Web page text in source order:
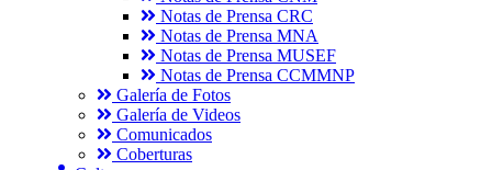
Notas de Prensa CRC
Notas de Prensa MNA
Notas de Prensa MUSEF
Notas de Prensa CCMMNP
Galería de Fotos
Galería de Videos
Comunicados
Coberturas